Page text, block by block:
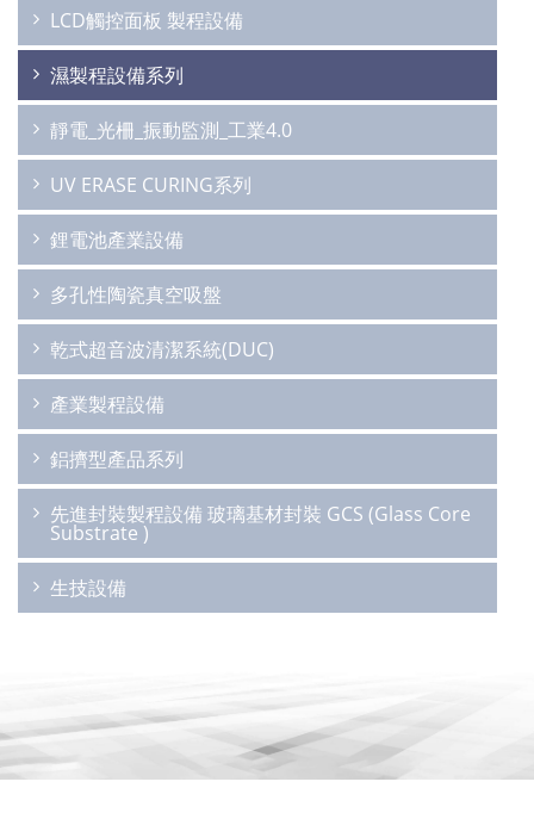
LCD觸控面板 製程設備
濕製程設備系列
靜電_光柵_振動監測_工業4.0
UV ERASE CURING系列
鋰電池產業設備
多孔性陶瓷真空吸盤
乾式超音波清潔系統(DUC)
產業製程設備
鋁擠型產品系列
先進封裝製程設備 玻璃基材封裝 GCS (Glass Core
Substrate )
生技設備